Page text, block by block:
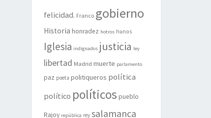
felicidad. Franco gobierno
Historia honradez hotros hunos
Iglesia indignados justicia ley
libertad Madrid muerte parlamento
paz poeta politiqueros política
político políticos pueblo
Rajoy república rey salamanca